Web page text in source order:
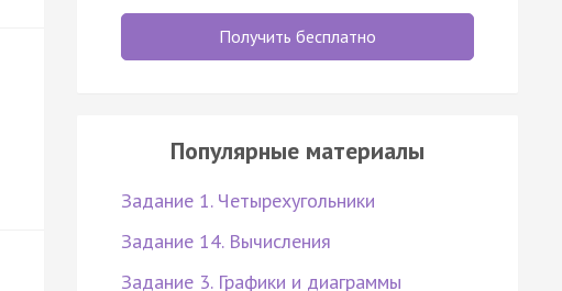
Получить бесплатно
Популярные материалы
Задание 1. Четырехугольники
Задание 14. Вычисления
Задание 3. Графики и диаграммы